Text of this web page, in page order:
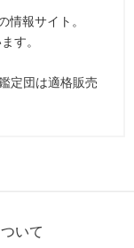
情報サイト。
す。
定団は適格販売
いて